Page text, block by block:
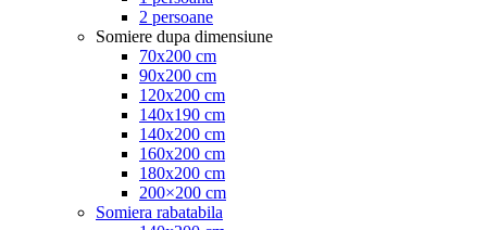
2 persoane
Somiere dupa dimensiune
70x200 cm
90x200 cm
120x200 cm
140x190 cm
140x200 cm
160x200 cm
180x200 cm
200×200 cm
Somiera rabatabila